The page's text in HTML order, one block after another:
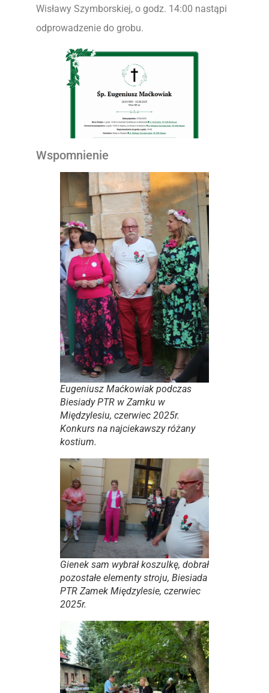
Wisławy Szymborskiej, o godz. 14:00 nastąpi
odprowadzenie do grobu.
Wspomnienie
Eugeniusz Maćkowiak podczas
Biesiady PTR w Zamku w
Międzylesiu, czerwiec 2025r.
Konkurs na najciekawszy różany
kostium.
Gienek sam wybrał koszulkę, dobrał
pozostałe elementy stroju, Biesiada
PTR Zamek Międzylesie, czerwiec
2025r.